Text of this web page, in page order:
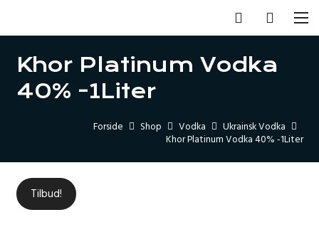
Khor Platinum Vodka
40% -1Liter
Forside Shop Vodka
Ukrainsk Vodka
Khor Platinum Vodka 40% -1Liter
Tilbud!